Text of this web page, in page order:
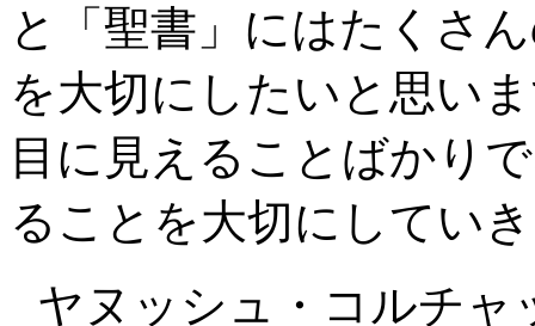
と「聖書」にはたくさ
を大切にしたいと思い
目に見えることばかり
ることを大切にしてい
ヤヌッシュ・コルチャ